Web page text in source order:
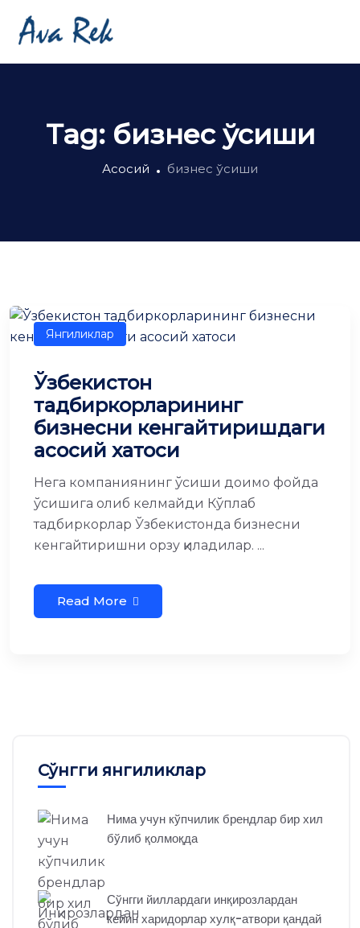
Tag: бизнес ўсиши
Асосий бизнес ўсиши
Янгиликлар
Ўзбекистон
тадбиркорларининг
бизнесни кенгайтиришдаги
асосий хатоси
Нега компаниянинг ўсиши доимо фойда
ўсишига олиб келмайди Кўплаб
тадбиркорлар Ўзбекистонда бизнесни
кенгайтиришни орзу қиладилар. ...
Read More
Сўнгги янгиликлар
Нима учун кўпчилик брендлар бир хил
бўлиб қолмоқда
Сўнгги йиллардаги инқирозлардан
кейин харидорлар хулқ-атвори қандай